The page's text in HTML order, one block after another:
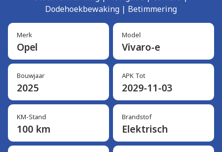
Dodehoekbewaking | Betimmering
Merk
Opel
Model
Vivaro-e
Bouwjaar
2025
APK Tot
2029-11-03
KM-Stand
100 km
Brandstof
Elektrisch